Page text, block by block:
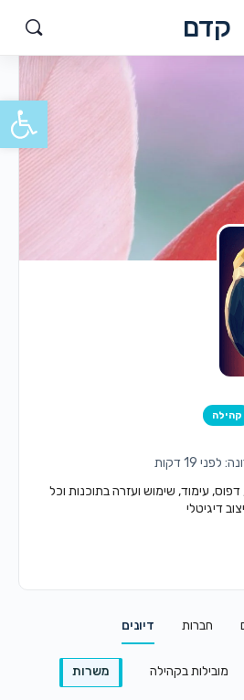
קדם
קהילה
19 דקות
דפוס, עימוד, שימוש ועזרה בתוכנות וכל
דיגיטלי
חברות דיונים
מובילות בקהילה משרות
פתח